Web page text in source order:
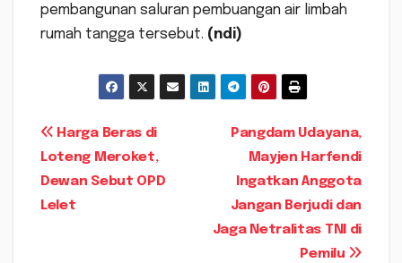
pembangunan saluran pembuangan air limbah
rumah tangga tersebut. (ndi)
Navigasi
pos
Pangdam Udayana,
Mayjen Harfendi
Ingatkan Anggota
Jangan Berjudi dan
Jaga Netralitas TNI di
Pemilu
Harga Beras di
Loteng Meroket,
Dewan Sebut OPD
Lelet